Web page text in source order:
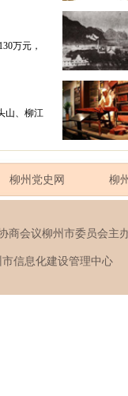
万元，
山、柳江
柳州党史网 柳
商会议柳州市委员
信息化建设管理中